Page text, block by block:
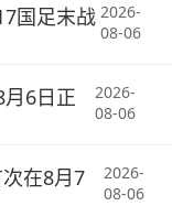
国足末战 2026-
08-06
6日正
2026-
08-06
在8月7
2026-
08-06